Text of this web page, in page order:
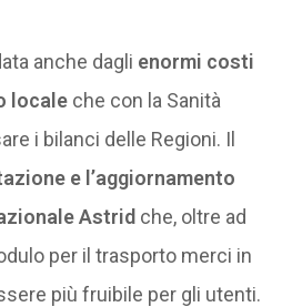
anche dagli enormi costi
localeche con la Sanità
i bilanci delle Regioni. Il
e l’aggiornamento
Astrid che, oltre ad
per il trasporto merci in
più fruibile per gli utenti.